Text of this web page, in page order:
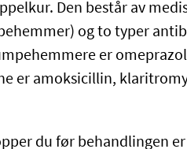
Den består av
og to typer
er
er amoksicillin,
du før behandlingen